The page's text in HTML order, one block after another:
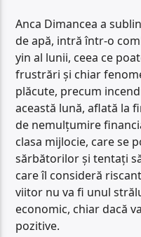
Anca Dimancea a
de apă, intră într-o
yin al lunii, ceea ce
frustrări și chiar
plăcute, precum
această lună, aflată la
de nemulțumire
clasa mijlocie, care se
sărbătorilor și tentați
care îl consideră
viitor nu va fi unul
economic, chiar dacă
pozitive.